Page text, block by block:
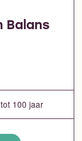
Balans
100 jaar